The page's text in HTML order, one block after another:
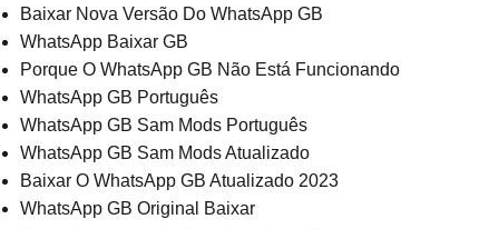
Baixar Nova Versão Do WhatsApp GB
WhatsApp Baixar GB
Porque O WhatsApp GB Não Está Funcionando
WhatsApp GB Português
WhatsApp GB Sam Mods Português
WhatsApp GB Sam Mods Atualizado
Baixar O WhatsApp GB Atualizado 2023
WhatsApp GB Original Baixar